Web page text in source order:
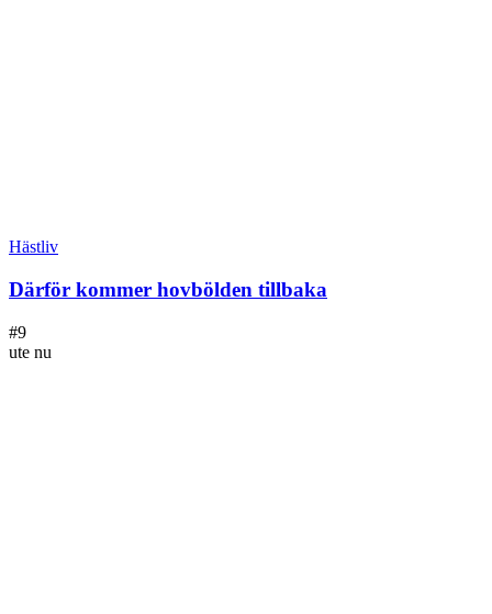
Hästliv
Därför kommer hovbölden tillbaka
#9
ute nu